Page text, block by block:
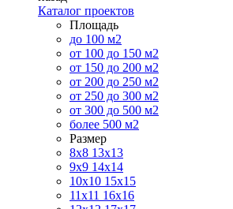
Каталог проектов
Площадь
до 100 м2
от 100 до 150 м2
от 150 до 200 м2
от 200 до 250 м2
от 250 до 300 м2
от 300 до 500 м2
более 500 м2
Размер
8х8 13х13
9х9 14х14
10х10 15х15
11x11 16х16